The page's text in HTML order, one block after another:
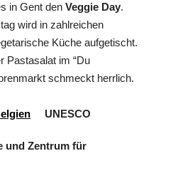
in Gent den Veggie Day.
wird in zahlreichen
Küche aufgetischt.
Pastasalat im “Du
schmeckt herrlich.
UNESCO
und Zentrum für